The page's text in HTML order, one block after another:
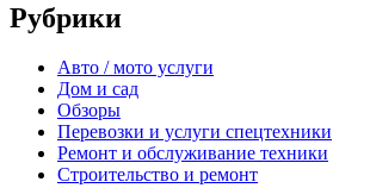
Рубрики
Авто / мото услуги
Дом и сад
Обзоры
Перевозки и услуги спецтехники
Ремонт и обслуживание техники
Строительство и ремонт